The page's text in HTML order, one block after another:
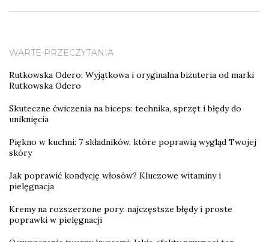
WARTE PRZECZYTANIA
Rutkowska Odero: Wyjątkowa i oryginalna biżuteria od marki
Rutkowska Odero
Skuteczne ćwiczenia na biceps: technika, sprzęt i błędy do
uniknięcia
Piękno w kuchni: 7 składników, które poprawią wygląd Twojej
skóry
Jak poprawić kondycję włosów? Kluczowe witaminy i
pielęgnacja
Kremy na rozszerzone pory: najczęstsze błędy i proste
poprawki w pielęgnacji